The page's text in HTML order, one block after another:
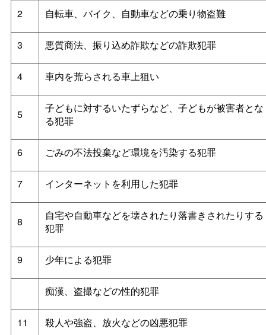
2 自転車、バイク、自動車などの乗り物盗難
3 悪質商法、振り込め詐欺などの詐欺犯罪
4 車内を荒らされる車上狙い
5
子どもに対するいたずらなど、子どもが被害者とな
る犯罪
6 ごみの不法投棄など環境を汚染する犯罪
7 インターネットを利用した犯罪
8
自宅や自動車などを壊されたり落書きされたりする
犯罪
9 少年による犯罪
痴漢、盗撮などの性的犯罪
11 殺人や強盗、放火などの凶悪犯罪